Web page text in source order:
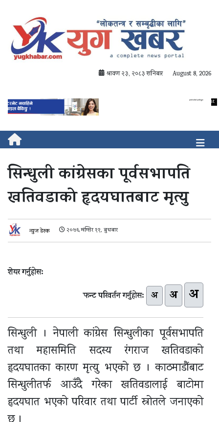
श्रावण २३, २०८३ शनिबार August 8, 2026
सिन्धुली कांग्रेसका पूर्वसभापति
खतिवडाको हृदयघातबाट मृत्यु
न्युज डेस्क २०७६ मंग्सिर ११, बुधबार
शेयर गर्नुहोस:
फन्ट परिवर्तन गर्नुहोस: अ अ अ
सिन्धुली । नेपाली कांग्रेस सिन्धुलीका पूर्वसभापति
तथा महासमिति सदस्य रंगराज खतिवडाको
हृदयघातका कारण मृत्यु भएको छ । काठमाडौंबाट
सिन्धुलीतर्फ आउँदै गरेका खतिवडालाई बाटोमा
हृदयघात भएको परिवार तथा पार्टी स्रोतले जनाएको